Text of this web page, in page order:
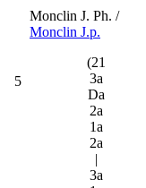
5
Monclin J. Ph. /
Monclin J.p.
(21
3a
Da
2a
1a
2a
|
3a